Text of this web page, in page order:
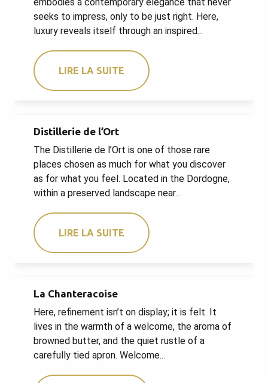
seeks to impress, only to be just right. Here,
luxury reveals itself through an inspired...
LIRE LA SUITE
Distillerie de l’Ort
The Distillerie de l’Ort is one of those rare
places chosen as much for what you discover
as for what you feel. Located in the Dordogne,
within a preserved landscape near...
LIRE LA SUITE
La Chanteracoise
Here, refinement isn’t on display; it is felt. It
lives in the warmth of a welcome, the aroma of
browned butter, and the quiet rustle of a
carefully tied apron. Welcome...